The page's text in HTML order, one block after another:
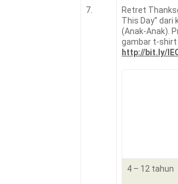
7.
Retret
This Day” dari
(Anak-Anak).
gambar t-shirt
http://bit.ly/
4 – 12 tahun